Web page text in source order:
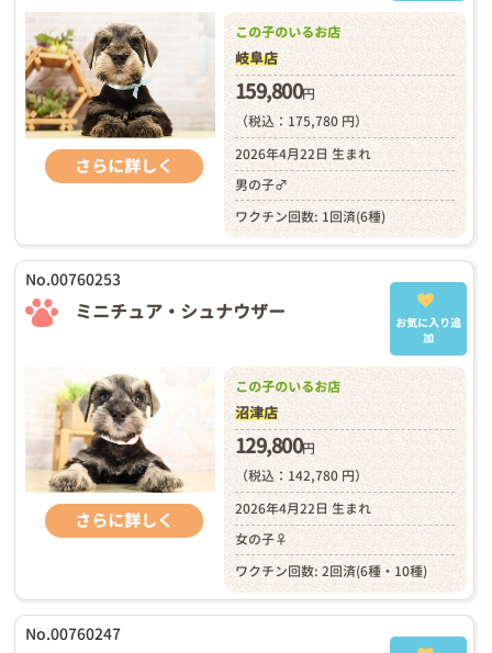
さらに詳しく
この子のいるお店
岐阜店
159,800円
（税込：175,780 円）
2026年4月22日 生まれ
男の子♂
ワクチン回数: 1回済(6種)
No.00760253
ミニチュア・シュナウザー
お気に入り追
加
さらに詳しく
この子のいるお店
沼津店
129,800円
（税込：142,780 円）
2026年4月22日 生まれ
女の子♀
ワクチン回数: 2回済(6種・10種)
No.00760247